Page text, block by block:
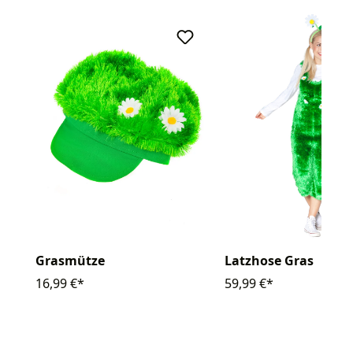
Grasmütze
16,99 €*
Latzhose Gras
59,99 €*